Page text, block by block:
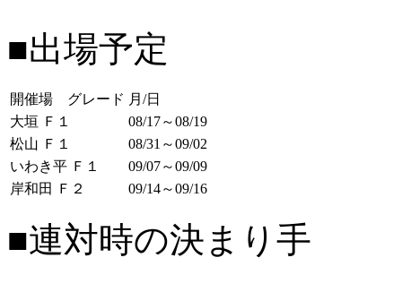
■出場予定
開催場 グレード 月/日
大垣 Ｆ１
08/17～08/19
松山 Ｆ１
08/31～09/02
いわき平 Ｆ１
09/07～09/09
岸和田 Ｆ２
09/14～09/16
■連対時の決まり手